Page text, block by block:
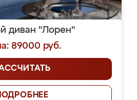
диван "Лорен"
89000 руб.